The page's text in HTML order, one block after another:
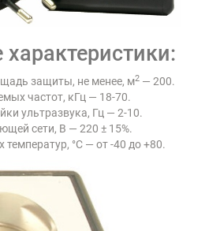
характеристики:
защиты, не менее, м2 — 200.
частот, кГц — 18-70.
ультразвука, Гц — 2-10.
сети, В — 220 ± 15%.
°С — от -40 до +80.